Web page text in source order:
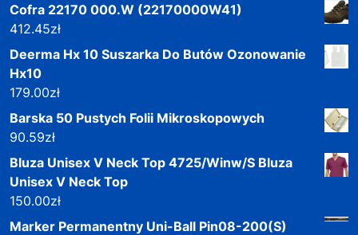
Cofra 22170 000.W (22170000W41)
412.45zł
Deerma Hx 10 Suszarka Do Butów Ozonowanie
Hx10
179.00zł
Barska 50 Pustych Folii Mikroskopowych
90.59zł
Bluza Unisex V Neck Top 4725/Winw/S Bluza
Unisex V Neck Top
150.00zł
Marker Permanentny Uni-Ball Pin08-200(S)